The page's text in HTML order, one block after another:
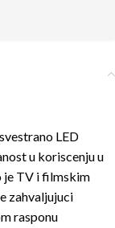
LED
u koriscenju u
je TV i filmskim
zahvaljujuci
rasponu